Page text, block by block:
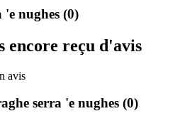
'e nughes (0)
encore reçu d'avis
avis
serra 'e nughes (0)